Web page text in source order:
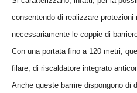
consentendo di realizzare
necessariamente le coppie di
Con una portata fino a 120 metri,
filare, di riscaldatore integrato
Anche queste barrire dispongono di